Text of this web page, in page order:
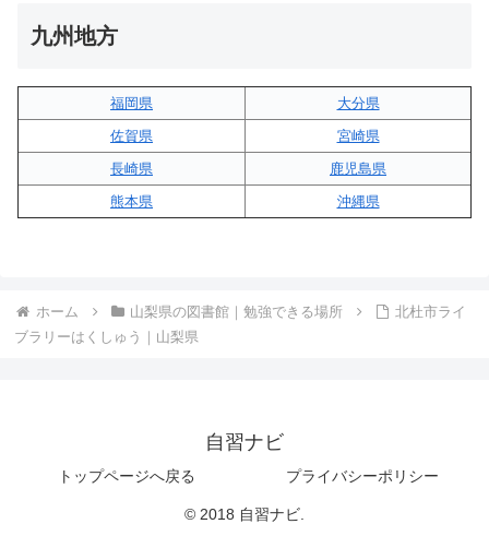
九州地方
福岡県
大分県
佐賀県
宮崎県
長崎県
鹿児島県
熊本県
沖縄県
ホーム 山梨県の図書館｜勉強できる場所
北杜市ライ
ブラリーはくしゅう｜山梨県
自習ナビ
トップページへ戻る プライバシーポリシー
© 2018 自習ナビ.